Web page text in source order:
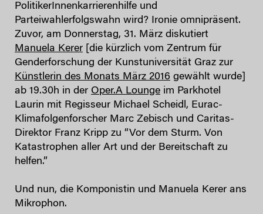
PolitikerInnenkarrierenhilfe und
Parteiwahlerfolgswahn wird? Ironie omnipräsent.
Zuvor, am Donnerstag, 31. März diskutiert
Manuela Kerer [die kürzlich vom Zentrum für
Genderforschung der Kunstuniversität Graz zur
Künstlerin des Monats März 2016 gewählt wurde]
ab 19.30h in der Oper.A Lounge im Parkhotel
Laurin mit Regisseur Michael Scheidl, Eurac-
Klimafolgenforscher Marc Zebisch und Caritas-
Direktor Franz Kripp zu “Vor dem Sturm. Von
Katastrophen aller Art und der Bereitschaft zu
helfen.”
Und nun, die Komponistin und Manuela Kerer ans
Mikrophon.